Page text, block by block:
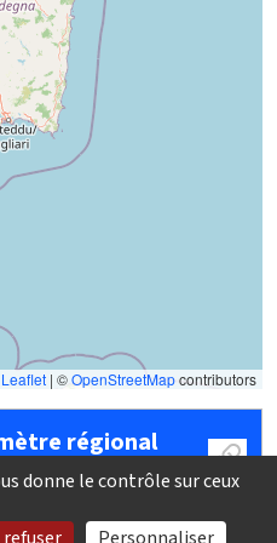
Leaflet | ©OpenStreetMapcontributors
régional
donne le contrôle sur ceux